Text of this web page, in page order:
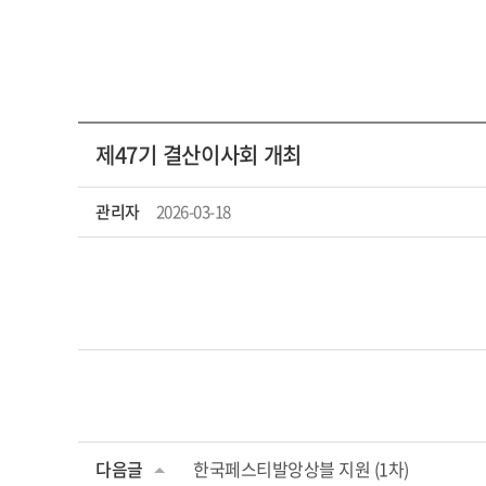
제47기 결산이사회 개최
관리자 2026-03-18
다음글 한국페스티발앙상블 지원 (1차)